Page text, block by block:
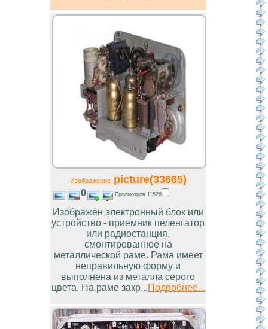
Изображениеpicture(33665)
0 Просмотров 11526
Изображён электронный блок или
устройство - приемник пеленгатор
или радиостанция,
смонтированное на
металлической раме. Рама имеет
неправильную форму и
выполнена из металла серого
цвета. На раме закр...Подробнее...